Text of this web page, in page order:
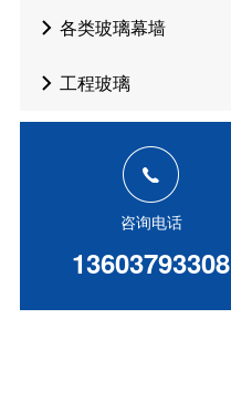
各类玻璃幕墙
工程玻璃
咨询电话
13603793308